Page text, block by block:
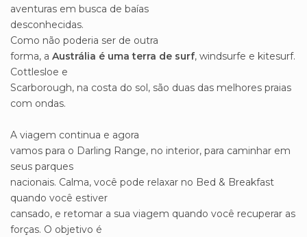
aventuras em busca de baías
desconhecidas.
Como não poderia ser de outra
forma, a Austrália é uma terra de surf, windsurfe e kitesurf.
Cottlesloe e
Scarborough, na costa do sol, são duas das melhores praias
com ondas.
A viagem continua e agora
vamos para o Darling Range, no interior, para caminhar em
seus parques
nacionais. Calma, você pode relaxar no Bed & Breakfast
quando você estiver
cansado, e retomar a sua viagem quando você recuperar as
forças. O objetivo é